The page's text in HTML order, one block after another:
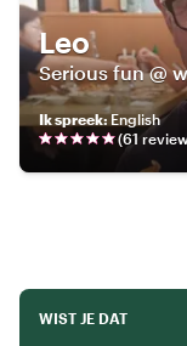
Leo
Serious fun @
Ik spreek:English
(61
WIST JE DAT